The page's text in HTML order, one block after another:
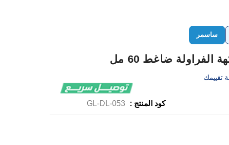
ساسمر
ضاغط 60 مل
تقييمك
كود المنتج : GL-DL-053